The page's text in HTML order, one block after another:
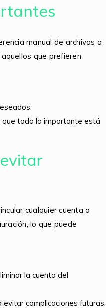
manual de archivos a
que prefieren
que todo lo importante está
cualquier cuenta o
lo que puede
la cuenta del
complicaciones futuras.